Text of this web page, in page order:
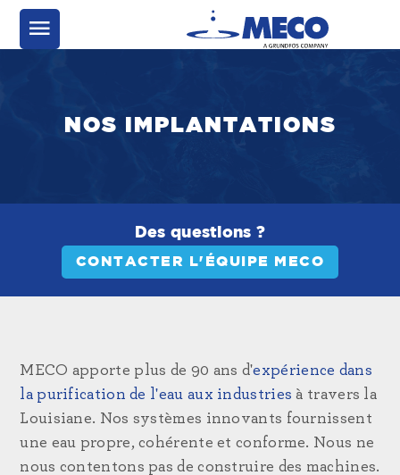
NOS IMPLANTATIONS
Des questions ?
CONTACTER L'ÉQUIPE MECO
MECO apporte plus de 90 ans d'expérience dans
la purification de l'eau aux industries à travers la
Louisiane. Nos systèmes innovants fournissent
une eau propre, cohérente et conforme. Nous ne
nous contentons pas de construire des machines.